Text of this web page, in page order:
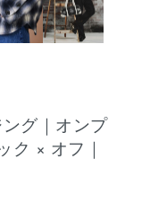
グ｜オンプ
ク × オフ｜